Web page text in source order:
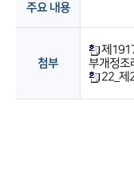
주요 내용
첨부
제
부개정조
22_제